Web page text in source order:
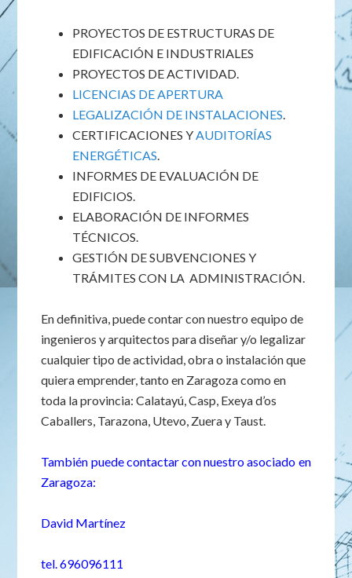
PROYECTOS DE ESTRUCTURAS DE
EDIFICACIÓN E INDUSTRIALES
PROYECTOS DE ACTIVIDAD.
LICENCIAS DE APERTURA
LEGALIZACIÓN DE INSTALACIONES.
CERTIFICACIONES YAUDITORÍAS
ENERGÉTICAS.
INFORMES DE EVALUACIÓN DE
EDIFICIOS.
ELABORACIÓN DE INFORMES
TÉCNICOS.
GESTIÓN DE SUBVENCIONES Y
TRÁMITES CON LA ADMINISTRACIÓN.
En definitiva, puede contar con nuestro equipo de
ingenieros y arquitectos para diseñar y/o legalizar
cualquier tipo de actividad, obra o instalación que
quiera emprender, tanto en Zaragoza como en
toda la provincia: Calatayú, Casp, Exeya d’os
Caballers, Tarazona, Utevo, Zuera y Taust.
También puede contactar con nuestro asociado en
Zaragoza:
David Martínez
tel. 696096111